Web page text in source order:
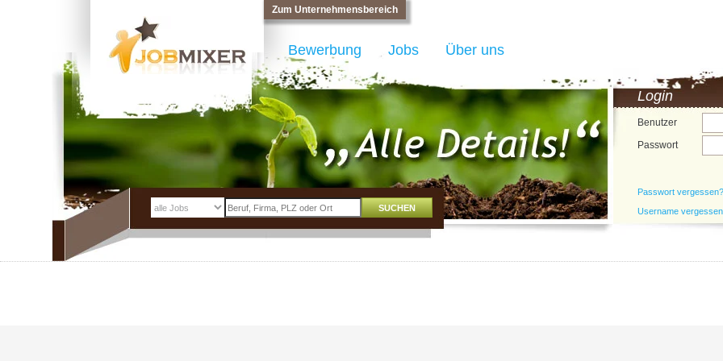
Zum Unternehmensbereich
Login
Benutzer
Passwort
Passwort vergessen?
Username
Bewerbung Jobs Über uns